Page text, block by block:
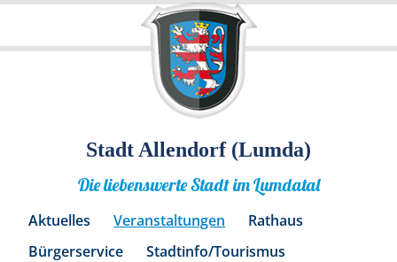
Stadt Allendorf (Lumda)
Die liebenswerte Stadt im Lumdatal
Aktuelles Veranstaltungen
Rathaus
Bürgerservice
Stadtinfo/Tourismus